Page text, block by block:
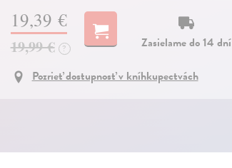
19,39 €
19,99 € ?
Zasielame do 14 dní
Pozrieť dostupnosť v kníhkupectvách